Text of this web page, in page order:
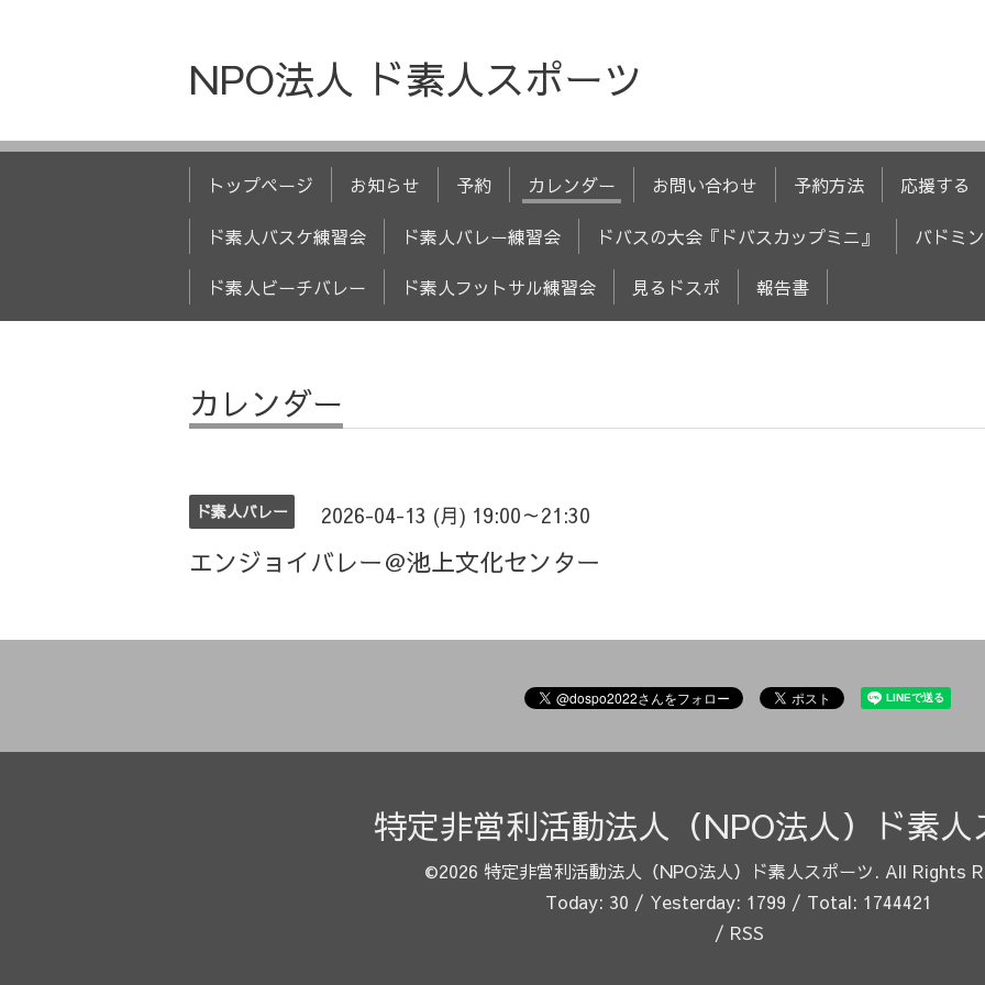
NPO法人 ド素人スポーツ
トップページ お知らせ 予約 カレンダー お問い合わせ 予約方法 応援する
ド素人バスケ練習会 ド素人バレー練習会 ドバスの大会『ドバスカップミニ』 バドミ
ド素人ビーチバレー ド素人フットサル練習会 見るドスポ 報告書
カレンダー
ド素人バレー 2026-04-13 (月) 19:00～21:30
エンジョイバレー＠池上文化センター
特定非営利活動法人（NPO法人）ド素人
©2026 特定非営利活動法人（NPO法人）ド素人スポーツ. All Rights
Today: 30 / Yesterday: 1799 / Total: 1744421
/ RSS